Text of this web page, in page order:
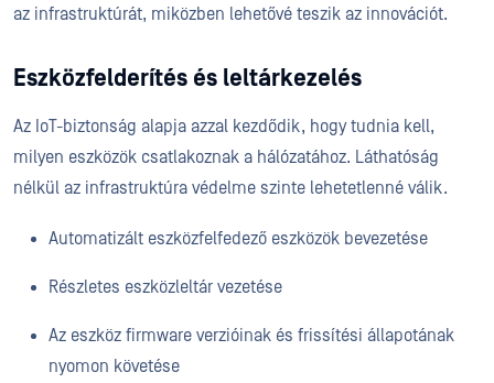
az infrastruktúrát, miközben lehetővé teszik az innovációt.
Eszközfelderítés és leltárkezelés
Az IoT-biztonság alapja azzal kezdődik, hogy tudnia kell,
milyen eszközök csatlakoznak a hálózatához. Láthatóság
nélkül az infrastruktúra védelme szinte lehetetlenné válik.
Automatizált eszközfelfedező eszközök bevezetése
Részletes eszközleltár vezetése
Az eszköz firmware verzióinak és frissítési állapotának
nyomon követése